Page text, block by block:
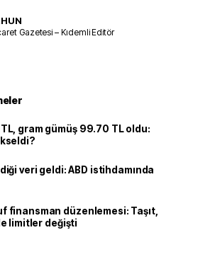
Gazetesi – Kıdemli Editör
gram gümüş 99.70 TL oldu:
veri geldi: ABD istihdamında
finansman düzenlemesi: Taşıt,
limitler değişti